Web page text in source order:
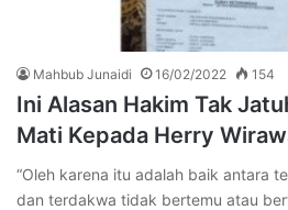
Mahbub Junaidi 16/02/2022 154
Ini Alasan Hakim Tak
Mati Kepada Herry
“Oleh karena itu adalah baik antara
dan terdakwa tidak bertemu atau